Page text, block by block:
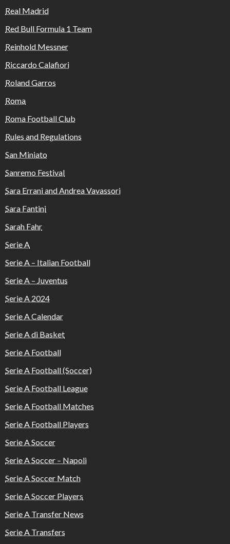
Real Madrid
Red Bull Formula 1 Team
Reinhold Messner
Riccardo Calafiori
Roland Garros
Roma
Roma Football Club
Rules and Regulations
San Miniato
Sanremo Festival
Sara Errani and Andrea Vavassori
Sara Fantini
Sarah Fahr
Serie A
Serie A – Italian Football
Serie A – Juventus
Serie A 2024
Serie A Calendar
Serie A di Basket
Serie A Football
Serie A Football (Soccer)
Serie A Football League
Serie A Football Matches
Serie A Football Players
Serie A Soccer
Serie A Soccer – Napoli
Serie A Soccer Match
Serie A Soccer Players
Serie A Transfer News
Serie A Transfers